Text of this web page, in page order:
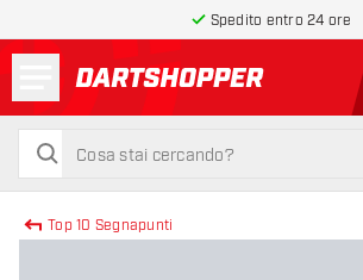
Spedito entro 24 ore
torna alla home page
cerca
cerca
Top 10 Segnapunti